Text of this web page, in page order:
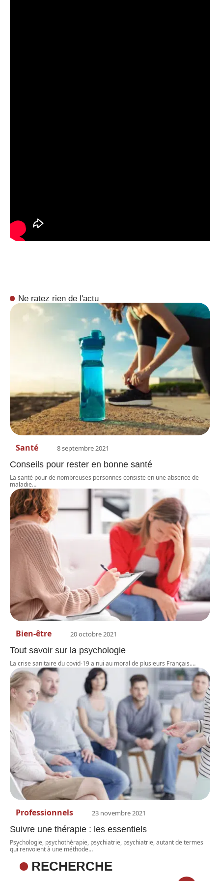
Ne ratez rien de l'actu
Santé 8 septembre 2021
Conseils pour rester en bonne santé
La santé pour de nombreuses personnes consiste en une absence de
maladie…
Bien-être 20 octobre 2021
Tout savoir sur la psychologie
La crise sanitaire du covid-19 a nui au moral de plusieurs Français.…
Professionnels 23 novembre 2021
Suivre une thérapie : les essentiels
Psychologie, psychothérapie, psychiatrie, psychiatrie, autant de termes
qui renvoient à une méthode…
RECHERCHE